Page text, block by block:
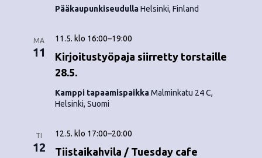
PääkaupunkiseudullaHelsinki, Finland
MA
11
Kirjoitustyöpaja siirretty torstaille
28.5.
11.5. klo 16:00–19:00
Kamppi tapaamispaikkaMalminkatu 24 C,
Helsinki, Suomi
TI
12 Tiistaikahvila / Tuesday cafe
12.5. klo 17:00–20:00